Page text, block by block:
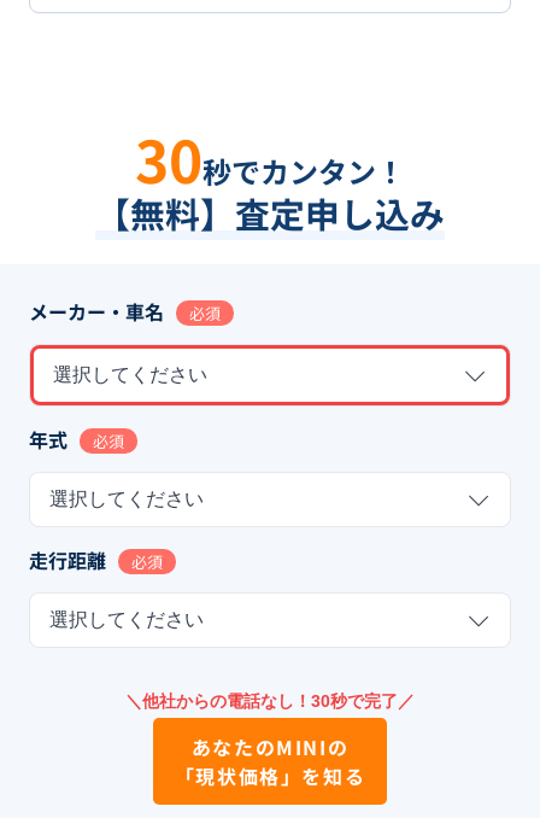
30秒でカンタン！
【無料】査定申し込み
メーカー・車名 必須
選択してください
年式 必須
選択してください
走行距離 必須
選択してください
＼他社からの電話なし！30秒で完了／
あなたのMINIの
「現状価格」を知る